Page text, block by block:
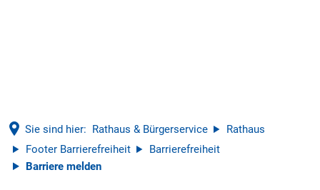
Sie sind hier: Rathaus & Bürgerservice
Rathaus
Footer Barrierefreiheit
Barrierefreiheit
Barriere melden